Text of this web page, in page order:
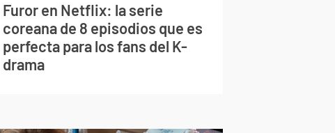
Furor en Netflix: la serie
coreana de 8 episodios que es
perfecta para los fans del K-
drama